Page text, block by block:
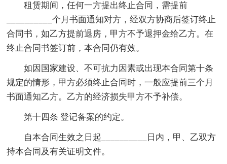
租赁期间，任何一方提出终止合同，需提前
__________个月书面通知对方，经双方协商后签订终止
合同书，如乙方提前退房，甲方不予退押金给乙方。在
终止合同书签订前，本合同仍有效。
如因国家建设、不可抗力因素或出现本合同第十条
规定的情形，甲方必须终止合同时，一般应提前三个月
书面通知乙方。乙方的经济损失甲方不予补偿。
第十四条 登记备案的约定。
自本合同生效之日起__________日内，甲、乙双方
持本合同及有关证明文件。